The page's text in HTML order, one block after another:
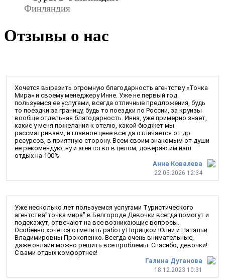
Финляндия
Отзывы о нас
Анна Ковалева
22.05.2026 12:34
Хочется выразить огромную благодарность агентству «Точка
Мира» и своему менеджеру Инне. Уже не первый год
пользуемся ее услугами, всегда отличные предложения, будь
то поездки за границу, будь то поездки по России, за круизы
вообще отдельная благодарность. Инна, уже примерно знает,
какие у меня пожелания к отелю, какой бюджет мы
рассматриваем, и главное цене всегда отличается от др.
ресурсов, в приятную сторону. Всем своим знакомым от души
ее рекомендую, ну и агентство в целом, доверяю им наш
отдых на 100%.
Галина Дуганова
18.12.2023 10:31
Уже несколько лет пользуемся услугами Туристического
агентства"точка мира" в Белгороде.Девочки всегда помогут и
подскажут, отвечают на все возникающие вопросы.
Особенно хочется отметить работу Порицкой Юлии и Натальи
Владимировны Прокопенко. Всегда очень внимательные,
даже онлайн можно решить все проблемы. Спасибо, девочки!
С вами отдых комфортнее!